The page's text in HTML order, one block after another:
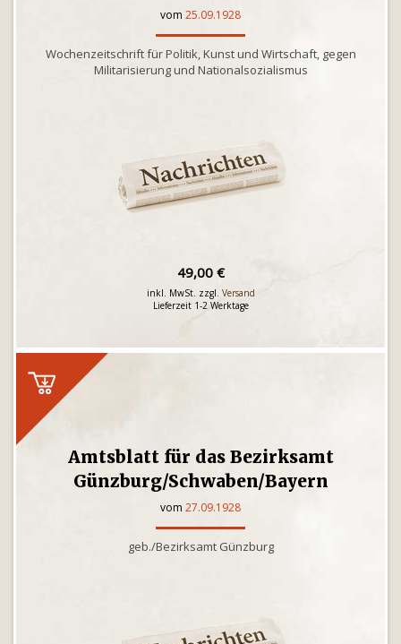
vom 25.09.1928
Wochenzeitschrift für Politik, Kunst und Wirtschaft, gegen
Militarisierung und Nationalsozialismus
49,00 €
inkl. MwSt. zzgl. Versand
Lieferzeit 1-2 Werktage
Amtsblatt für das Bezirksamt
Günzburg/Schwaben/Bayern
vom 27.09.1928
geb./Bezirksamt Günzburg